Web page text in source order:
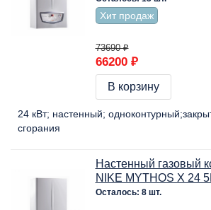
Хит продаж
73690 ₽
66200 ₽
В корзину
24 кВт настенный одноконтурный
сгорания
Настенный газовый
NIKE MYTHOS X 24
Осталось: 8 шт.